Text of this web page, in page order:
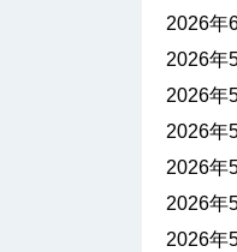
2026年
2026年
2026年
2026年
2026年
2026年
2026年